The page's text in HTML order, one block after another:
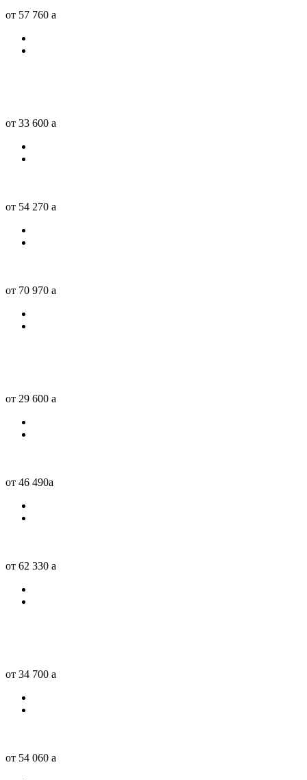
от 57 760 a
от 33 600 a
от 54 270 a
от 70 970 a
от 29 600 a
от 46 490a
от 62 330 a
от 34 700 a
от 54 060 a